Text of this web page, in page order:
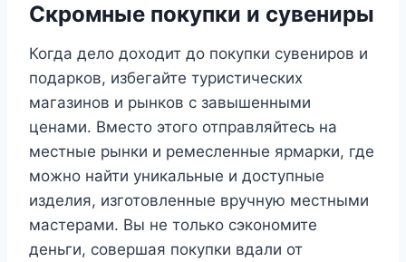
Скромные покупки и сувениры
Когда дело доходит до покупки сувениров и
подарков, избегайте туристических
магазинов и рынков с завышенными
ценами. Вместо этого отправляйтесь на
местные рынки и ремесленные ярмарки, где
можно найти уникальные и доступные
изделия, изготовленные вручную местными
мастерами. Вы не только сэкономите
деньги, совершая покупки вдали от